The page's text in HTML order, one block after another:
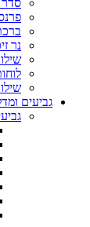
סדר
נר
גביעים